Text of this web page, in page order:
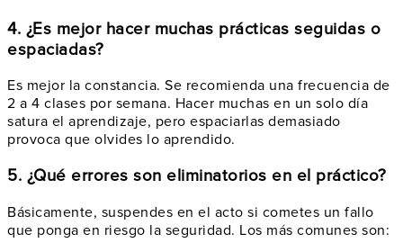
4. ¿Es mejor hacer muchas prácticas seguidas o
espaciadas?
Es mejor la constancia. Se recomienda una frecuencia de
2 a 4 clases por semana. Hacer muchas en un solo día
satura el aprendizaje, pero espaciarlas demasiado
provoca que olvides lo aprendido.
5. ¿Qué errores son eliminatorios en el práctico?
Básicamente, suspendes en el acto si cometes un fallo
que ponga en riesgo la seguridad. Los más comunes son: